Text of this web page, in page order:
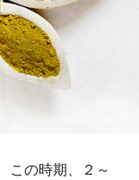
この時期、２～